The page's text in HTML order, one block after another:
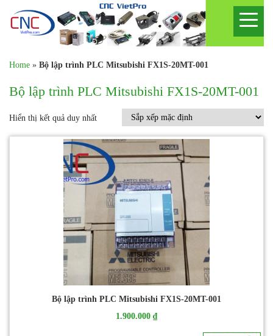
Home » Bộ lập trình PLC Mitsubishi FX1S-20MT-001
Bộ lập trình PLC Mitsubishi FX1S-20MT-001
Hiển thị kết quả duy nhất
Bộ lập trình PLC Mitsubishi FX1S-20MT-001
1.900.000 ₫